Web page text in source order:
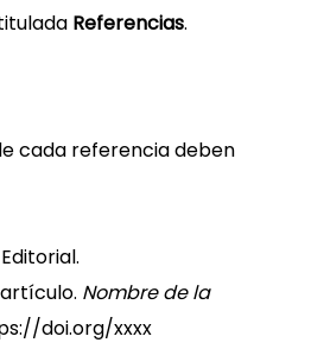
Referencias.
cada referencia deben
Nombre de la
doi.org/xxxx